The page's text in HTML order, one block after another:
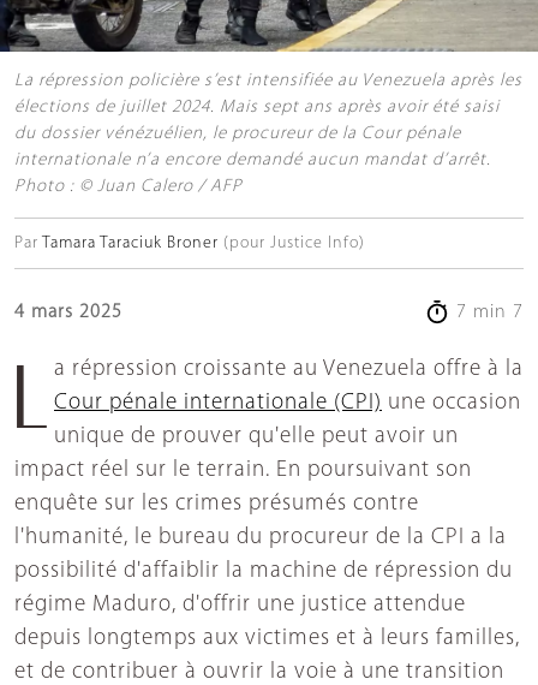
La répression policière s’est intensifiée au Venezuela après les
élections de juillet 2024. Mais sept ans après avoir été saisi
du dossier vénézuélien, le procureur de la Cour pénale
internationale n’a encore demandé aucun mandat d’arrêt.
Photo : © Juan Calero / AFP
Par Tamara Taraciuk Broner (pour Justice Info)
4 mars 2025 7 min 7
La répression croissante au Venezuela offre à la
Cour pénale internationale (CPI) une occasion
unique de prouver qu'elle peut avoir un
impact réel sur le terrain. En poursuivant son
enquête sur les crimes présumés contre
l'humanité, le bureau du procureur de la CPI a la
possibilité d'affaiblir la machine de répression du
régime Maduro, d'offrir une justice attendue
depuis longtemps aux victimes et à leurs familles,
et de contribuer à ouvrir la voie à une transition